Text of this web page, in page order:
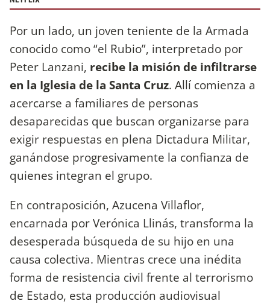
Por un lado, un joven teniente de la Armada
conocido como “el Rubio”, interpretado por
Peter Lanzani, recibe la misión de infiltrarse
en la Iglesia de la Santa Cruz. Allí comienza a
acercarse a familiares de personas
desaparecidas que buscan organizarse para
exigir respuestas en plena Dictadura Militar,
ganándose progresivamente la confianza de
quienes integran el grupo.
En contraposición, Azucena Villaflor,
encarnada por Verónica Llinás, transforma la
desesperada búsqueda de su hijo en una
causa colectiva. Mientras crece una inédita
forma de resistencia civil frente al terrorismo
de Estado, esta producción audiovisual